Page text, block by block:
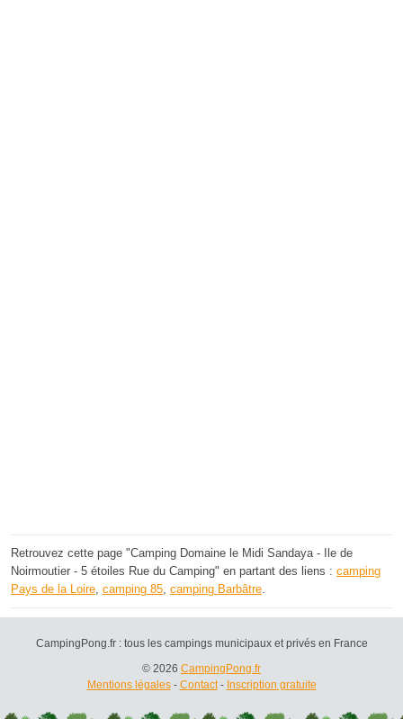
Retrouvez cette page "Camping Domaine le Midi Sandaya - Ile de
Noirmoutier - 5 étoiles Rue du Camping" en partant des liens : camping
Pays de la Loire camping 85 camping Barbâtre
CampingPong.fr : tous les campings municipaux et privés en France
© 2026 CampingPong.fr
Mentions légales- Contact- Inscription gratuite